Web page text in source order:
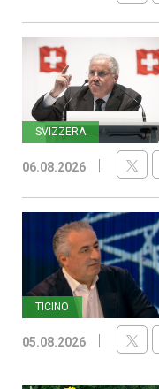
SVIZZERA
06.08.2026
TICINO
05.08.2026